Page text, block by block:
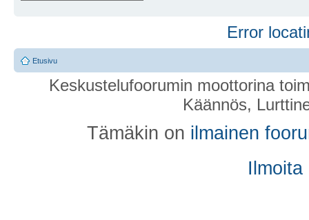
Error
Etusivu
Keskustelufoorumin moottorina
Käännös,
Tämäkin on ilmainen